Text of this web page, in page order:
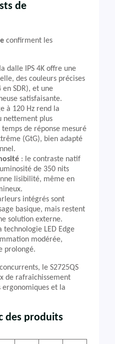
de
confirment les
dalle IPS 4K offre une
des couleurs précises
SDR), et une
satisfaisante.
à 120 Hz rend la
nettement plus
de réponse mesuré
(GtG), bien adapté
: le contraste natif
de 350 nits
lisibilité, même en
intégrés sont
basique, mais restent
solution externe.
technologie LED Edge
modérée,
prolongé.
le S2725QS
de rafraîchissement
ergonomiques et la
des produits